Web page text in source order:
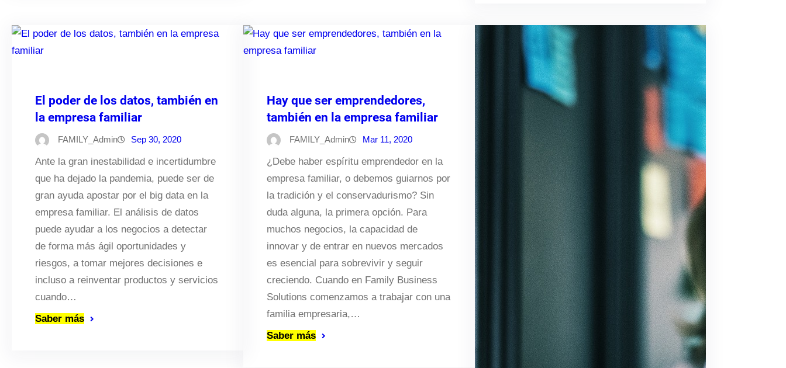
El poder de los datos, también en
la empresa familiar
FAMILY_Admin Sep 30, 2020
Ante la gran inestabilidad e incertidumbre
que ha dejado la pandemia, puede ser de
gran ayuda apostar por el big data en la
empresa familiar. El análisis de datos
puede ayudar a los negocios a detectar
de forma más ágil oportunidades y
riesgos, a tomar mejores decisiones e
incluso a reinventar productos y servicios
cuando…
Saber más
Hay que ser emprendedores,
también en la empresa familiar
FAMILY_Admin Mar 11, 2020
¿Debe haber espíritu emprendedor en la
empresa familiar, o debemos guiarnos por
la tradición y el conservadurismo? Sin
duda alguna, la primera opción. Para
muchos negocios, la capacidad de
innovar y de entrar en nuevos mercados
es esencial para sobrevivir y seguir
creciendo. Cuando en Family Business
Solutions comenzamos a trabajar con una
familia empresaria,…
Saber más